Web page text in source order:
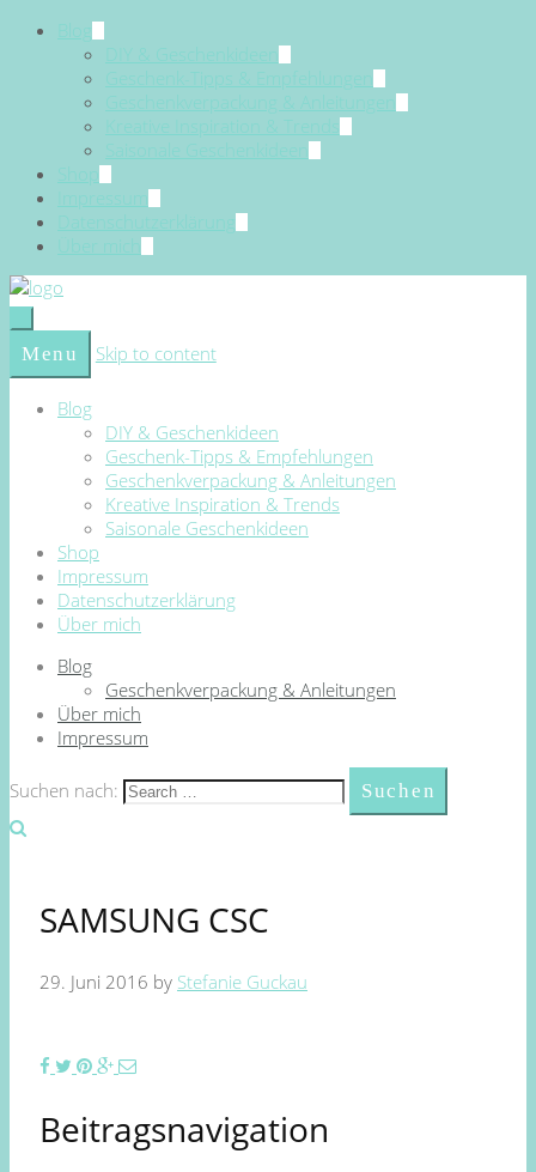
Blog
DIY & Geschenkideen
Geschenk-Tipps & Empfehlungen
Geschenkverpackung & Anleitungen
Kreative Inspiration & Trends
Saisonale Geschenkideen
Shop
Impressum
Datenschutzerklärung
Über mich
Menu Skip to content
Blog
DIY & Geschenkideen
Geschenk-Tipps & Empfehlungen
Geschenkverpackung & Anleitungen
Kreative Inspiration & Trends
Saisonale Geschenkideen
Shop
Impressum
Datenschutzerklärung
Über mich
Blog
Geschenkverpackung & Anleitungen
Über mich
Impressum
Suchen nach:
SAMSUNG CSC
29. Juni 2016 by Stefanie Guckau
Beitragsnavigation